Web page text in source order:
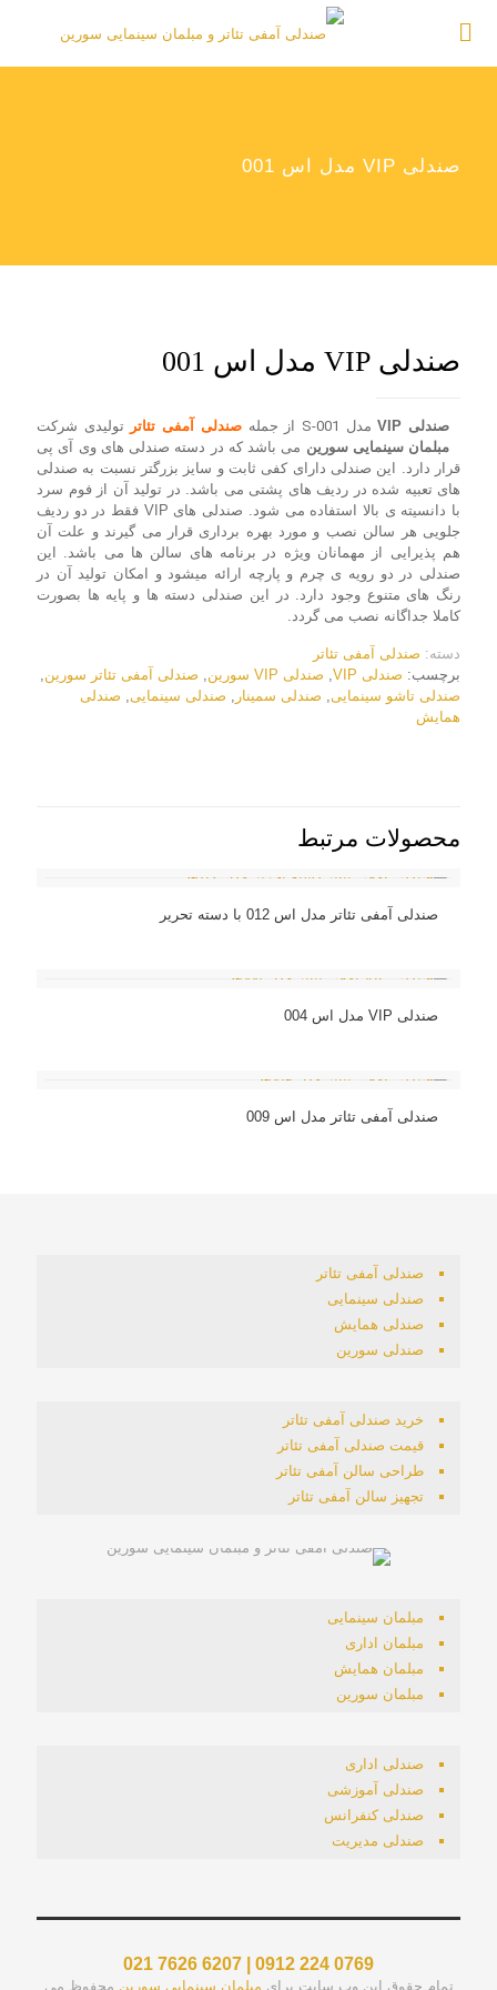
صندلی VIP مدل اس 001
صندلی VIP مدل اس 001
صندلی VIP مدل S-001 از جملهصندلی آمفی تئاتر تولیدی شرکت
مبلمان سینمایی سورین می باشد که در دسته صندلی های وی آی پی
قرار دارد. این صندلی دارای کفی ثابت و سایز بزرگتر نسبت به صندلی
های تعبیه شده در ردیف های پشتی می باشد. در تولید آن از فوم سرد
با دانسیته ی بالا استفاده می شود. صندلی های VIP فقط در دو ردیف
جلویی هر سالن نصب و مورد بهره برداری قرار می گیرند و علت آن
هم پذیرایی از مهمانان ویژه در برنامه های سالن ها می باشد. این
صندلی در دو رویه ی چرم و پارچه ارائه میشود و امکان تولید آن در
رنگ های متنوع وجود دارد. در این صندلی دسته ها و پایه ها بصورت
کاملا جداگانه نصب می گردد.
دسته: صندلی آمفی تئاتر
برچسب: صندلی VIP , صندلی VIP سورین , صندلی آمفی تئاتر سورین,
صندلی تاشو سینمایی, صندلی سمینار , صندلی سینمایی, صندلی
همایش
محصولات مرتبط
صندلی آمفی تئاتر مدل اس 012 با دسته تحریر
صندلی VIP مدل اس 004
صندلی آمفی تئاتر مدل اس 009
صندلی آمفی تئاتر
صندلی سینمایی
صندلی همایش
صندلی سورین
خرید صندلی آمفی تئاتر
قیمت صندلی آمفی تئاتر
طراحی سالن آمفی تئاتر
تجهیز سالن آمفی تئاتر
مبلمان سینمایی
مبلمان اداری
مبلمان همایش
مبلمان سورین
صندلی اداری
صندلی آموزشی
صندلی کنفرانس
صندلی مدیریت
021 7626 6207 | 0912 224 0769
تمام حقوق این وب سایت برای مبلمان سینمایی سورین محفوظ می